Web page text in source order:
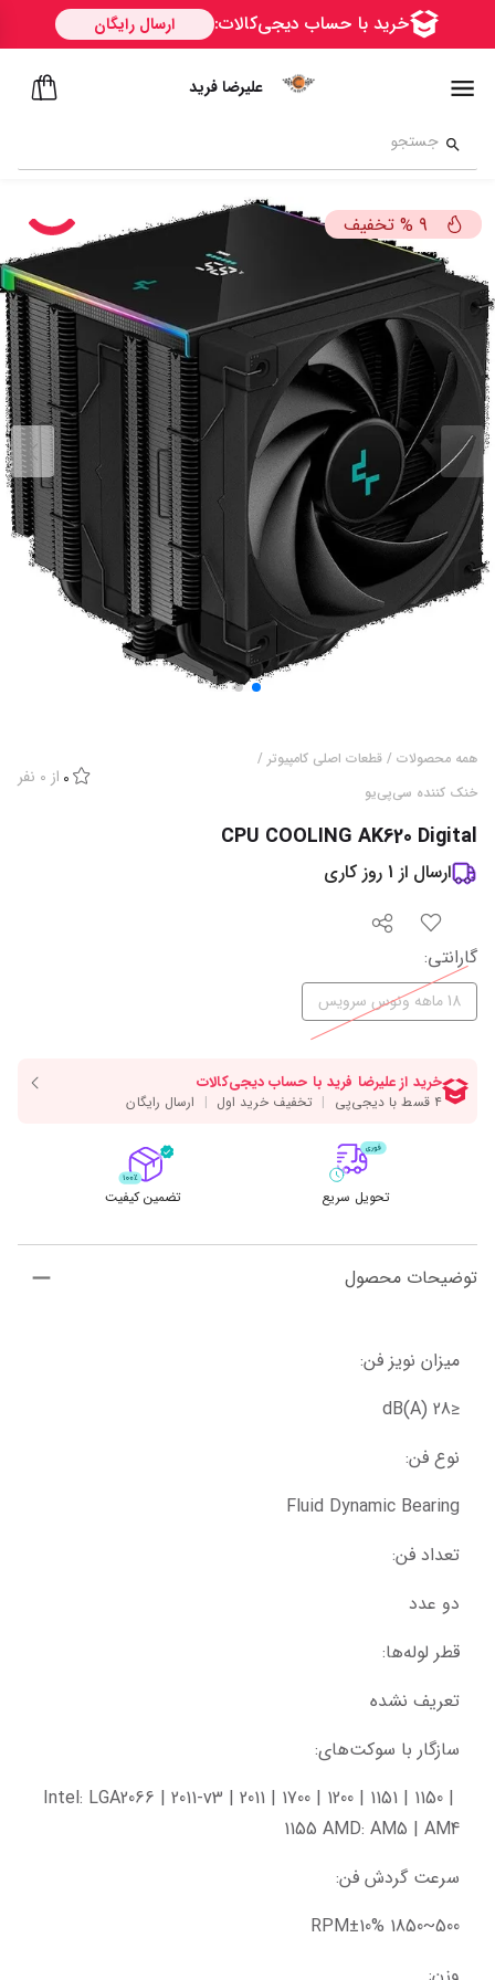
علیرضا فرید
9
% تخفیف
همه محصولات / قطعات اصلی کامپیوتر /
خنک کننده سی‌پی‌یو
0 از 0 نفر
CPU COOLING AK620 Digital
ارسال از 1 روز کاری
گارانتی:
18 ماهه ونوس سرویس
تحویل سریع تضمین کیفیت
توضیحات محصول
میزان نویز فن:
≤28 dB(A)
نوع فن:
Fluid Dynamic Bearing
تعداد فن:
دو عدد
قطر لوله‌ها:
تعریف نشده
سازگار با سوکت‌های:
Intel: LGA2066 | 2011-v3 | 2011 | 1700 | 1200 | 1151 | 1150 |
1155 AMD: AM5 | AM4
سرعت گردش فن:
500~1850 RPM±10%